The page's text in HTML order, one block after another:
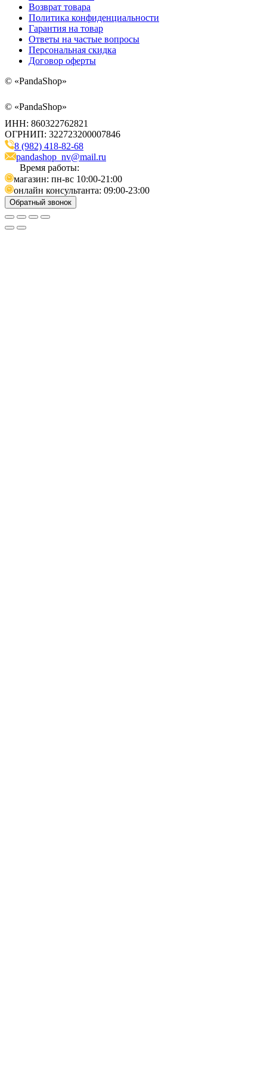
Возврат товара
Политика конфиденциальности
Гарантия на товар
Ответы на частые вопросы
Персональная скидка
Договор оферты
© «PandaShop»
© «PandaShop»
ИНН: 860322762821
ОГРНИП: 322723200007846
8 (982) 418-82-68
pandashop_nv@mail.ru
Время работы:
магазин: пн-вс 10:00-21:00
онлайн консультанта: 09:00-23:00
Обратный звонок